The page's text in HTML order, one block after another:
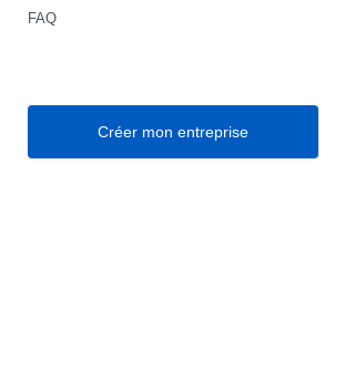
FAQ
Créer mon entreprise